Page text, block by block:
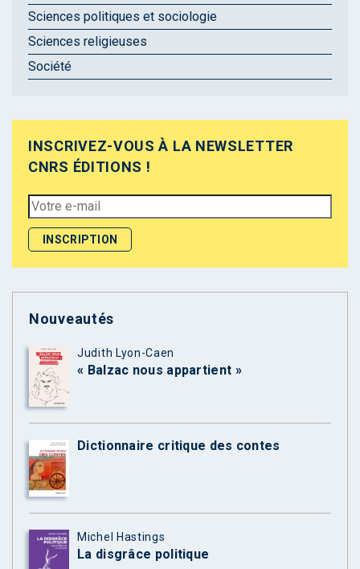
Sciences politiques et sociologie
Sciences religieuses
Société
INSCRIVEZ-VOUS À LA NEWSLETTER
CNRS ÉDITIONS !
Nouveautés
Judith Lyon-Caen
« Balzac nous appartient »
Dictionnaire critique des contes
Michel Hastings
La disgrâce politique